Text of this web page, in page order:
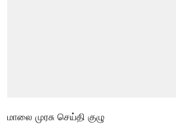
மாலை முரசு செய்தி குழு